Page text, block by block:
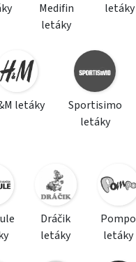
Medifin
letáky
letáky
letáky
Sportisimo
letáky
Dráčik
letáky
Pompo
letáky